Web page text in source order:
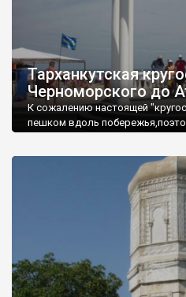
Тарханкутская
Черноморского до
К сожалению настоящей
пешком вдоль